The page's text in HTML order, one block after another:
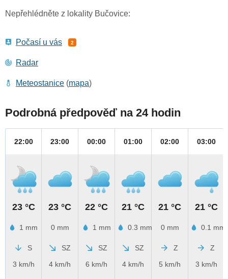
Nepřehlédněte z lokality Bučovice:
Počasí u vás 2
Radar
Meteostanice (mapa)
Podrobná předpověď na 24 hodin
22:00
23 °C
1 mm
S
3 km/h
23:00
23 °C
0 mm
SZ
4 km/h
00:00
22 °C
1 mm
SZ
6 km/h
01:00
21 °C
0.3 mm
SZ
4 km/h
02:00
21 °C
0 mm
Z
5 km/h
03:00
21 °C
0.1 mm
Z
3 km/h